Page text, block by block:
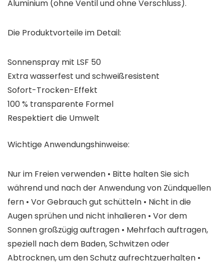
Aluminium (ohne Ventil und ohne Verschluss).
Die Produktvorteile im Detail:
Sonnenspray mit LSF 50
Extra wasserfest und schweißresistent
Sofort-Trocken-Effekt
100 % transparente Formel
Respektiert die Umwelt
Wichtige Anwendungshinweise:
Nur im Freien verwenden • Bitte halten Sie sich
während und nach der Anwendung von Zündquellen
fern • Vor Gebrauch gut schütteln • Nicht in die
Augen sprühen und nicht inhalieren • Vor dem
Sonnen großzügig auftragen • Mehrfach auftragen,
speziell nach dem Baden, Schwitzen oder
Abtrocknen, um den Schutz aufrechtzuerhalten •